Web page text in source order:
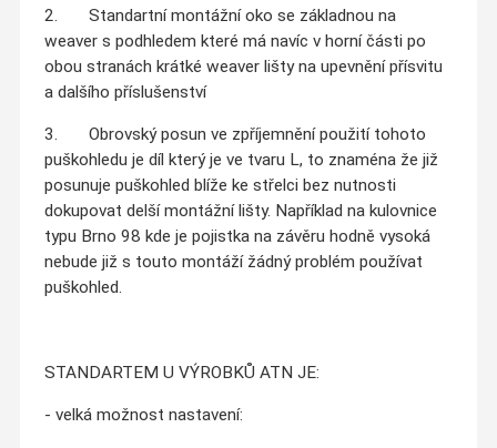
2. Standartní montážní oko se základnou na
weaver s podhledem které má navíc v horní části po
obou stranách krátké weaver lišty na upevnění přísvitu
a dalšího příslušenství
3. Obrovský posun ve zpříjemnění použití tohoto
puškohledu je díl který je ve tvaru L, to znaména že již
posunuje puškohled blíže ke střelci bez nutnosti
dokupovat delší montážní lišty. Například na kulovnice
typu Brno 98 kde je pojistka na závěru hodně vysoká
nebude již s touto montáží žádný problém používat
puškohled.
STANDARTEM U VÝROBKŮ ATN JE:
- velká možnost nastavení: